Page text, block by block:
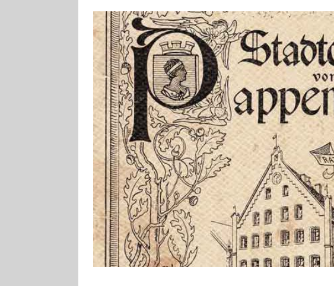
ankommen
VERANSTALTUNGEN
[ 4. August 2026 ] Kanonendonner
Aiwanger
VERANSTALTUNGEN
[ 7. August 2026 ]
Pappenheim
KIRCHEN